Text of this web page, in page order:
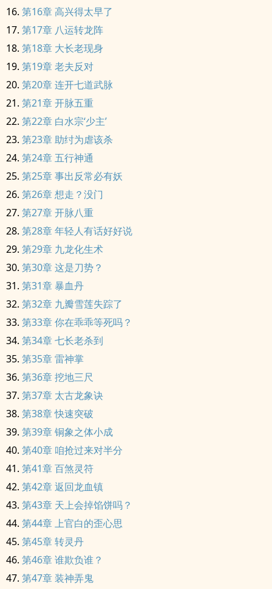
第16章 高兴得太早了
第17章 八运转龙阵
第18章 大长老现身
第19章 老夫反对
第20章 连开七道武脉
第21章 开脉五重
第22章 白水宗‘少主’
第23章 助纣为虐该杀
第24章 五行神通
第25章 事出反常必有妖
第26章 想走？没门
第27章 开脉八重
第28章 年轻人有话好好说
第29章 九龙化生术
第30章 这是刀势？
第31章 暴血丹
第32章 九瓣雪莲失踪了
第33章 你在乖乖等死吗？
第34章 七长老杀到
第35章 雷神掌
第36章 挖地三尺
第37章 太古龙象诀
第38章 快速突破
第39章 铜象之体小成
第40章 咱抢过来对半分
第41章 百煞灵符
第42章 返回龙血镇
第43章 天上会掉馅饼吗？
第44章 上官白的歪心思
第45章 转灵丹
第46章 谁欺负谁？
第47章 装神弄鬼